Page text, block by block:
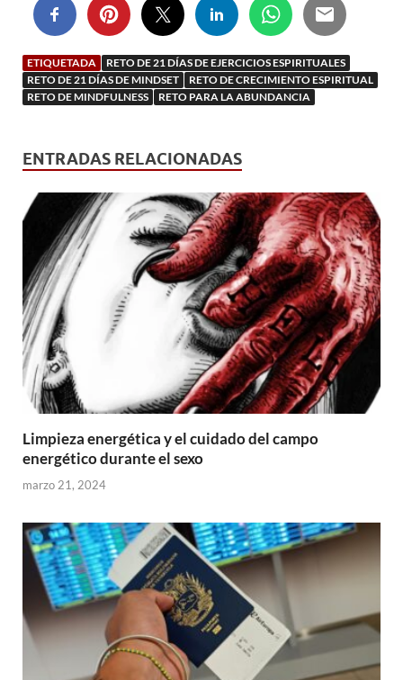
ETIQUETADA
RETO DE 21 DÍAS DE EJERCICIOS ESPIRITUALES
RETO DE 21 DÍAS DE MINDSET
RETO DE CRECIMIENTO ESPIRITUAL
RETO DE MINDFULNESS
RETO PARA LA ABUNDANCIA
ENTRADAS RELACIONADAS
Limpieza energética y el cuidado del campo
energético durante el sexo
marzo 21, 2024